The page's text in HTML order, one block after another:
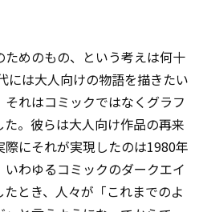
めのもの、という考えは何十
には大人向けの物語を描きたい
れはコミックではなくグラフ
。彼らは大人向け作品の再来
にそれが実現したのは1980年
わゆるコミックのダークエイ
とき、人々が「これまでのよ